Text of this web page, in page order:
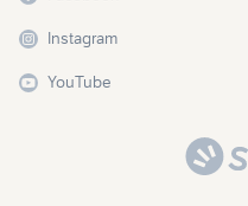
Instagram
YouTube